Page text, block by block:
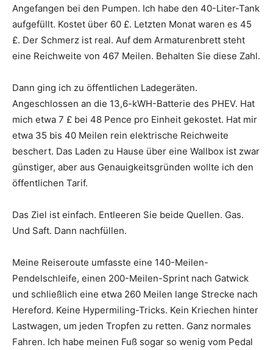
Angefangen bei den Pumpen. Ich habe den 40-Liter-Tank
aufgefüllt. Kostet über 60 £. Letzten Monat waren es 45
£. Der Schmerz ist real. Auf dem Armaturenbrett steht
eine Reichweite von 467 Meilen. Behalten Sie diese Zahl.
Dann ging ich zu öffentlichen Ladegeräten.
Angeschlossen an die 13,6-kWH-Batterie des PHEV. Hat
mich etwa 7 £ bei 48 Pence pro Einheit gekostet. Hat mir
etwa 35 bis 40 Meilen rein elektrische Reichweite
beschert. Das Laden zu Hause über eine Wallbox ist zwar
günstiger, aber aus Genauigkeitsgründen wollte ich den
öffentlichen Tarif.
Das Ziel ist einfach. Entleeren Sie beide Quellen. Gas.
Und Saft. Dann nachfüllen.
Meine Reiseroute umfasste eine 140-Meilen-
Pendelschleife, einen 200-Meilen-Sprint nach Gatwick
und schließlich eine etwa 260 Meilen lange Strecke nach
Hereford. Keine Hypermiling-Tricks. Kein Kriechen hinter
Lastwagen, um jeden Tropfen zu retten. Ganz normales
Fahren. Ich habe meinen Fuß sogar so wenig vom Pedal